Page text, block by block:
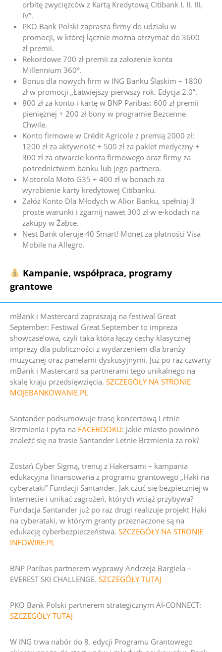
orbitę zwycięzców z Kartą Kredytową Citibank I, II, III,
IV”.
PKO Bank Polski zaprasza firmy do udziału w
promocji, w której łącznie można otrzymać do 3600
zł premii.
Rekordowe 700 zł premii za założenie konta
Millennium 360°.
Bonus dla nowych firm w ING Banku Śląskim – 1800
zł w promocji „Łatwiejszy pierwszy rok. Edycja 2.0”.
800 zł za konto i kartę w BNP Paribas: 600 zł premii
pieniężnej + 200 zł bony w programie Bezcenne
Chwile.
Konto firmowe w Crédit Agricole z premią 2000 zł:
1200 zł za aktywność + 500 zł za pakiet medyczny +
300 zł za otwarcie konta firmowego oraz firmy za
pośrednictwem banku lub jego partnera.
Motorola Moto G35 + 400 zł w bonach za
wyrobienie karty kredytowej Citibanku.
Załóż Konto Dla Młodych w Alior Banku, spełniaj 3
proste warunki i zgarnij nawet 300 zł w e-kodach na
zakupy w Żabce.
Nest Bank oferuje 40 Smart! Monet za płatności Visa
Mobile na Allegro.
Kampanie, współpraca, programy
grantowe
mBank i Mastercard zapraszają na festiwal Great
September: Festiwal Great September to impreza
showcase’owa, czyli taka która łączy cechy klasycznej
imprezy dla publiczności z wydarzeniem dla branży
muzycznej oraz panelami dyskusyjnymi. Już po raz czwarty
mBank i Mastercard są partnerami tego unikalnego na
skalę kraju przedsięwzięcia. SZCZEGÓŁY NA STRONIE
MOJEBANKOWANIE.PL
Santander podsumowuje trasę koncertową Letnie
Brzmienia i pyta na FACEBOOKU: Jakie miasto powinno
znaleźć się na trasie Santander Letnie Brzmienia za rok?
Zostań Cyber Sigmą, trenuj z Hakersami – kampania
edukacyjna finansowana z programu grantowego „Haki na
cyberataki” Fundacji Santander. Jak czuć się bezpieczniej w
Internecie i unikać zagrożeń, których wciąż przybywa?
Fundacja Santander już po raz drugi realizuje projekt Haki
na cyberataki, w którym granty przeznaczone są na
edukację cyberbezpieczeństwa. SZCZEGÓŁY NA STRONIE
INFOWIRE.PL
BNP Paribas partnerem wyprawy Andrzeja Bargiela –
EVEREST SKI CHALLENGE. SZCZEGÓŁY TUTAJ
PKO Bank Polski partnerem strategicznym AI-CONNECT:
SZCZEGÓŁY TUTAJ
W ING trwa nabór do 8. edycji Programu Grantowego